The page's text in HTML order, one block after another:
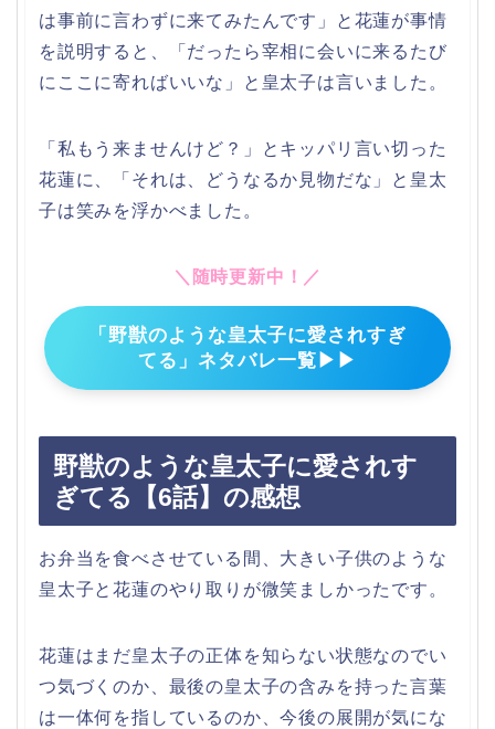
は事前に言わずに来てみたんです」と花蓮が事情
を説明すると、「だったら宰相に会いに来るたび
にここに寄ればいいな」と皇太子は言いました。
「私もう来ませんけど？」とキッパリ言い切った
花蓮に、「それは、どうなるか見物だな」と皇太
子は笑みを浮かべました。
＼随時更新中！／
「野獣のような皇太子に愛されすぎ
てる」ネタバレ一覧▶▶
野獣のような皇太子に愛されす
ぎてる【6話】の感想
お弁当を食べさせている間、大きい子供のような
皇太子と花蓮のやり取りが微笑ましかったです。
花蓮はまだ皇太子の正体を知らない状態なのでい
つ気づくのか、最後の皇太子の含みを持った言葉
は一体何を指しているのか、今後の展開が気にな